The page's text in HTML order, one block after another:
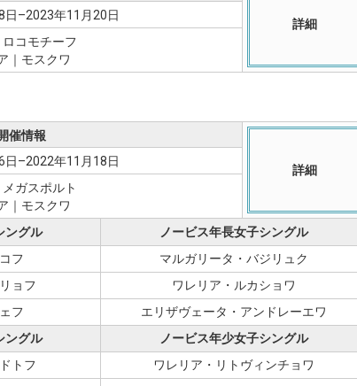
詳細
日–2023年11月20日
コモチーフ
｜モスクワ
詳細
催情報
日–2022年11月18日
ガスポルト
｜モスクワ
ングル
ノービス年長女子シングル
フ
マルガリータ・バジリュク
ョフ
ワレリア・ルカショワ
フ
エリザヴェータ・アンドレーエワ
ングル
ノービス年少女子シングル
トフ
ワレリア・リトヴィンチョワ